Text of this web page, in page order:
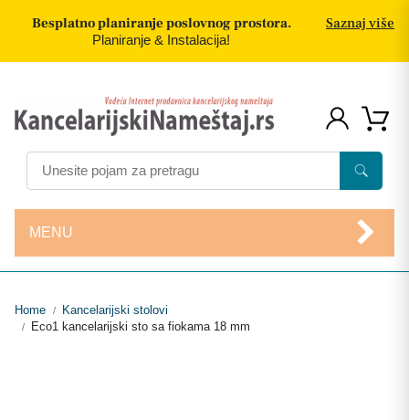
Besplatno planiranje poslovnog prostora.
Planiranje & Instalacija!
Saznaj više
MENU
Home / Kancelarijski stolovi
/ Eco1 kancelarijski sto sa fiokama 18 mm